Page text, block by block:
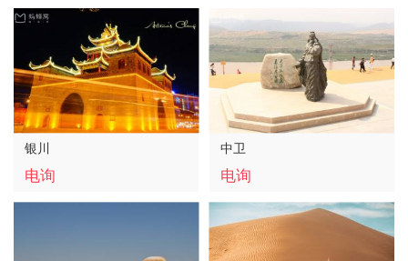
银川
电询
中卫
电询